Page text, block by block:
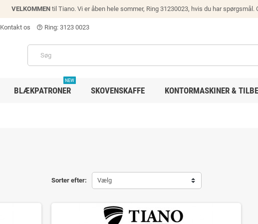
VELKOMMEN til Tiano. Vi er åben hele sommer, Ring 31230023, hvis du har spørgsmål.
Kontakt os help_outline Ring: 3123 0023
BLÆKPATRONER
NEW
SKOVENSKAFFE KONTORMASKINER &
Sorter efter: Vælg